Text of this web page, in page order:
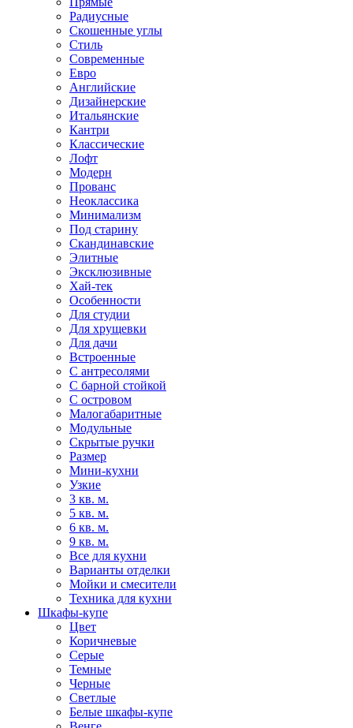
Радиусные
Скошенные углы
Стиль
Современные
Евро
Английские
Дизайнерские
Итальянские
Кантри
Классические
Лофт
Модерн
Прованс
Неоклассика
Минимализм
Под старину
Скандинавские
Элитные
Эксклюзивные
Хай-тек
Особенности
Для студии
Для хрущевки
Для дачи
Встроенные
С антресолями
С барной стойкой
С островом
Малогабаритные
Модульные
Скрытые ручки
Размер
Мини-кухни
Узкие
3 кв. м.
5 кв. м.
6 кв. м.
9 кв. м.
Все для кухни
Варианты отделки
Мойки и смесители
Техника для кухни
Шкафы-купе
Цвет
Коричневые
Серые
Темные
Черные
Светлые
Белые шкафы-купе